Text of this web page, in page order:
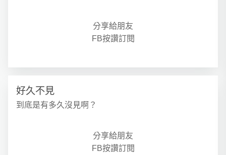
分享給朋友
FB按讚訂閱
好久不見
到底是有多久沒見啊？
分享給朋友
FB按讚訂閱